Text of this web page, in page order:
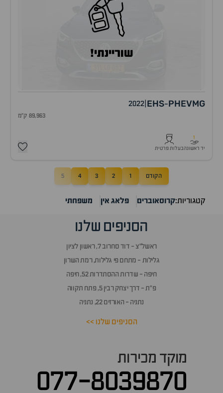
שוריינתי!
MG
EHS-PHEV
2022
89,963 ק"מ
1
יד ראשונהבעלות פרטית
הקודם 1
2
3
4
5
קטגוריות:קרוסאוברים פלאג אין משפחתי
הסניפים שלנו
ראשל״צ - דוד סחרוב 7, ראשון לציון
גלילות - מתחם פי גלילות, רמת השרון
חיפה - שדרות ההסתדרות 52, חיפה
פ״ת - דרך יצחק רבין 5, פתח תקווה
נתניה - האורזים 22, נתניה
הסניפים שלנו >>
מוקד מכירות
077-8039870